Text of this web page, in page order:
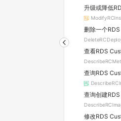
升级或降低
删除一个
查看RDS
查询RDS
修改RDS